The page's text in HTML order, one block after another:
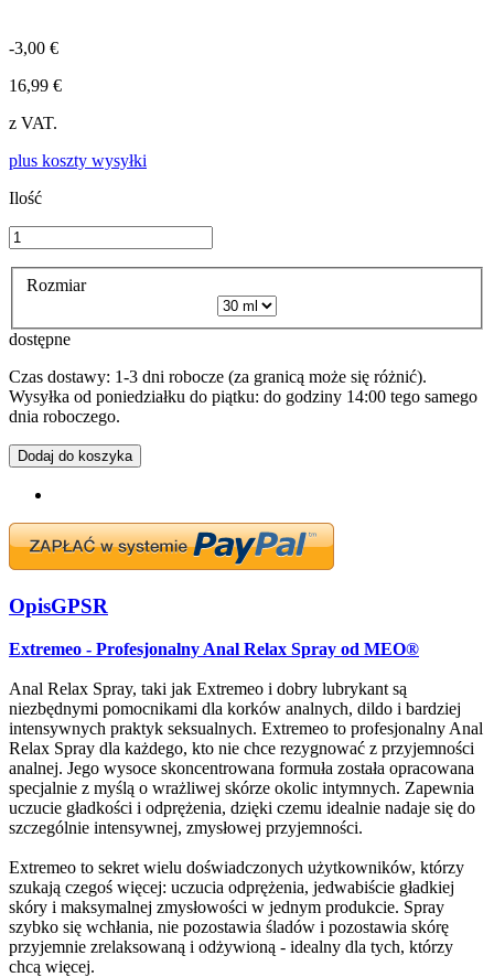
-3,00 €
16,99 €
z VAT.
plus koszty wysyłki
Ilość
Rozmiar
dostępne
Czas dostawy: 1-3 dni robocze (za granicą może się różnić).
Wysyłka od poniedziałku do piątku: do godziny 14:00 tego samego
dnia roboczego.
Dodaj do koszyka
OpisGPSR
Extremeo - Profesjonalny Anal Relax Spray od MEO®
Anal Relax Spray, taki jak Extremeo i dobry lubrykant są
niezbędnymi pomocnikami dla korków analnych, dildo i bardziej
intensywnych praktyk seksualnych. Extremeo to profesjonalny Anal
Relax Spray dla każdego, kto nie chce rezygnować z przyjemności
analnej. Jego wysoce skoncentrowana formuła została opracowana
specjalnie z myślą o wrażliwej skórze okolic intymnych. Zapewnia
uczucie gładkości i odprężenia, dzięki czemu idealnie nadaje się do
szczególnie intensywnej, zmysłowej przyjemności.
Extremeo to sekret wielu doświadczonych użytkowników, którzy
szukają czegoś więcej: uczucia odprężenia, jedwabiście gładkiej
skóry i maksymalnej zmysłowości w jednym produkcie. Spray
szybko się wchłania, nie pozostawia śladów i pozostawia skórę
przyjemnie zrelaksowaną i odżywioną - idealny dla tych, którzy
chcą więcej.